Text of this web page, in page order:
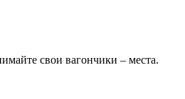
свои вагончики – места.